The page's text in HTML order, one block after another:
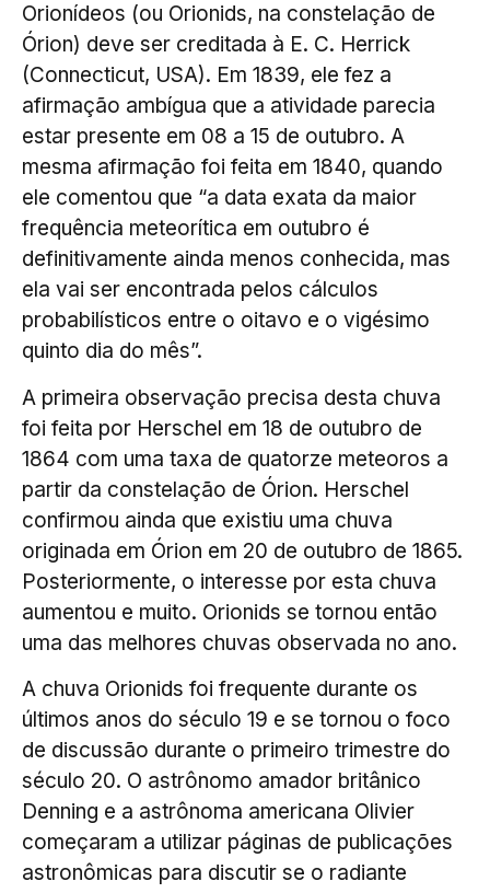
Orionídeos (ou Orionids, na constelação de
Órion) deve ser creditada à E. C. Herrick
(Connecticut, USA). Em 1839, ele fez a
afirmação ambígua que a atividade parecia
estar presente em 08 a 15 de outubro. A
mesma afirmação foi feita em 1840, quando
ele comentou que “a data exata da maior
frequência meteorítica em outubro é
definitivamente ainda menos conhecida, mas
ela vai ser encontrada pelos cálculos
probabilísticos entre o oitavo e o vigésimo
quinto dia do mês”.
A primeira observação precisa desta chuva
foi feita por Herschel em 18 de outubro de
1864 com uma taxa de quatorze meteoros a
partir da constelação de Órion. Herschel
confirmou ainda que existiu uma chuva
originada em Órion em 20 de outubro de 1865.
Posteriormente, o interesse por esta chuva
aumentou e muito. Orionids se tornou então
uma das melhores chuvas observada no ano.
A chuva Orionids foi frequente durante os
últimos anos do século 19 e se tornou o foco
de discussão durante o primeiro trimestre do
século 20. O astrônomo amador britânico
Denning e a astrônoma americana Olivier
começaram a utilizar páginas de publicações
astronômicas para discutir se o radiante